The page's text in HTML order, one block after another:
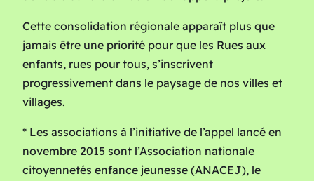
Cette consolidation régionale apparaît plus que
jamais être une priorité pour que les Rues aux
enfants, rues pour tous, s’inscrivent
progressivement dans le paysage de nos villes et
villages.
* Les associations à l’initiative de l’appel lancé en
novembre 2015 sont l’Association nationale
citoyennetés enfance jeunesse (ANACEJ), le